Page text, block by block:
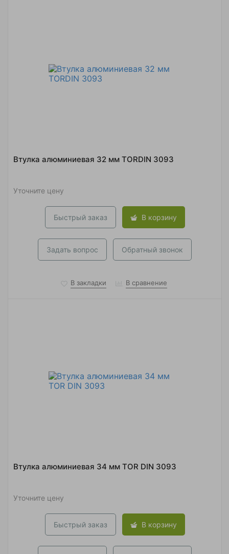
Втулка алюминиевая 32 мм TORDIN 3093
Уточните цену
Быстрый заказ В корзину
Задать вопрос Обратный звонок
В закладки В сравнение
Втулка алюминиевая 34 мм TOR DIN 3093
Уточните цену
Быстрый заказ В корзину